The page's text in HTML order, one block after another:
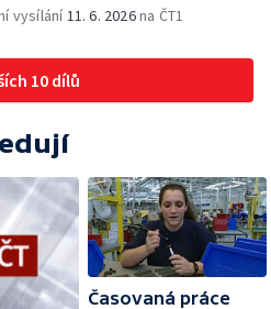
vysílání 11. 6. 2026na ČT1
10 dílů
Časovaná práce